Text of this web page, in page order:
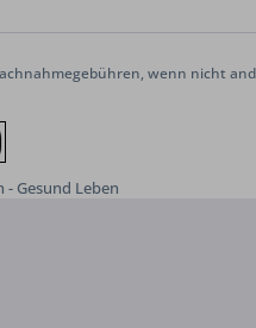
wenn nicht
- Gesund Leben